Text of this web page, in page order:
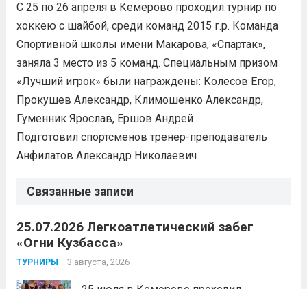
С 25 по 26 апреля в Кемерово проходил турнир по
хоккею с шайбой, среди команд 2015 г.р. Команда
Спортивной школы имени Макарова, «Спартак»,
заняла 3 место из 5 команд. Специальным призом
«Лучший игрок» были награждены: Колесов Егор,
Прокушев Александр, Климошенко Александр,
Гуменник Ярослав, Ершов Андрей
Подготовил спортсменов тренер-преподаватель
Анфилатов Александр Николаевич
Связанные записи
25.07.2026 Легкоатлетический забег
«Огни Кузбасса»
ТУРНИРЫ 3 августа, 2026